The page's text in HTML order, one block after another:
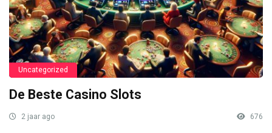
Uncategorized
De Beste Casino Slots
2 jaar ago 676